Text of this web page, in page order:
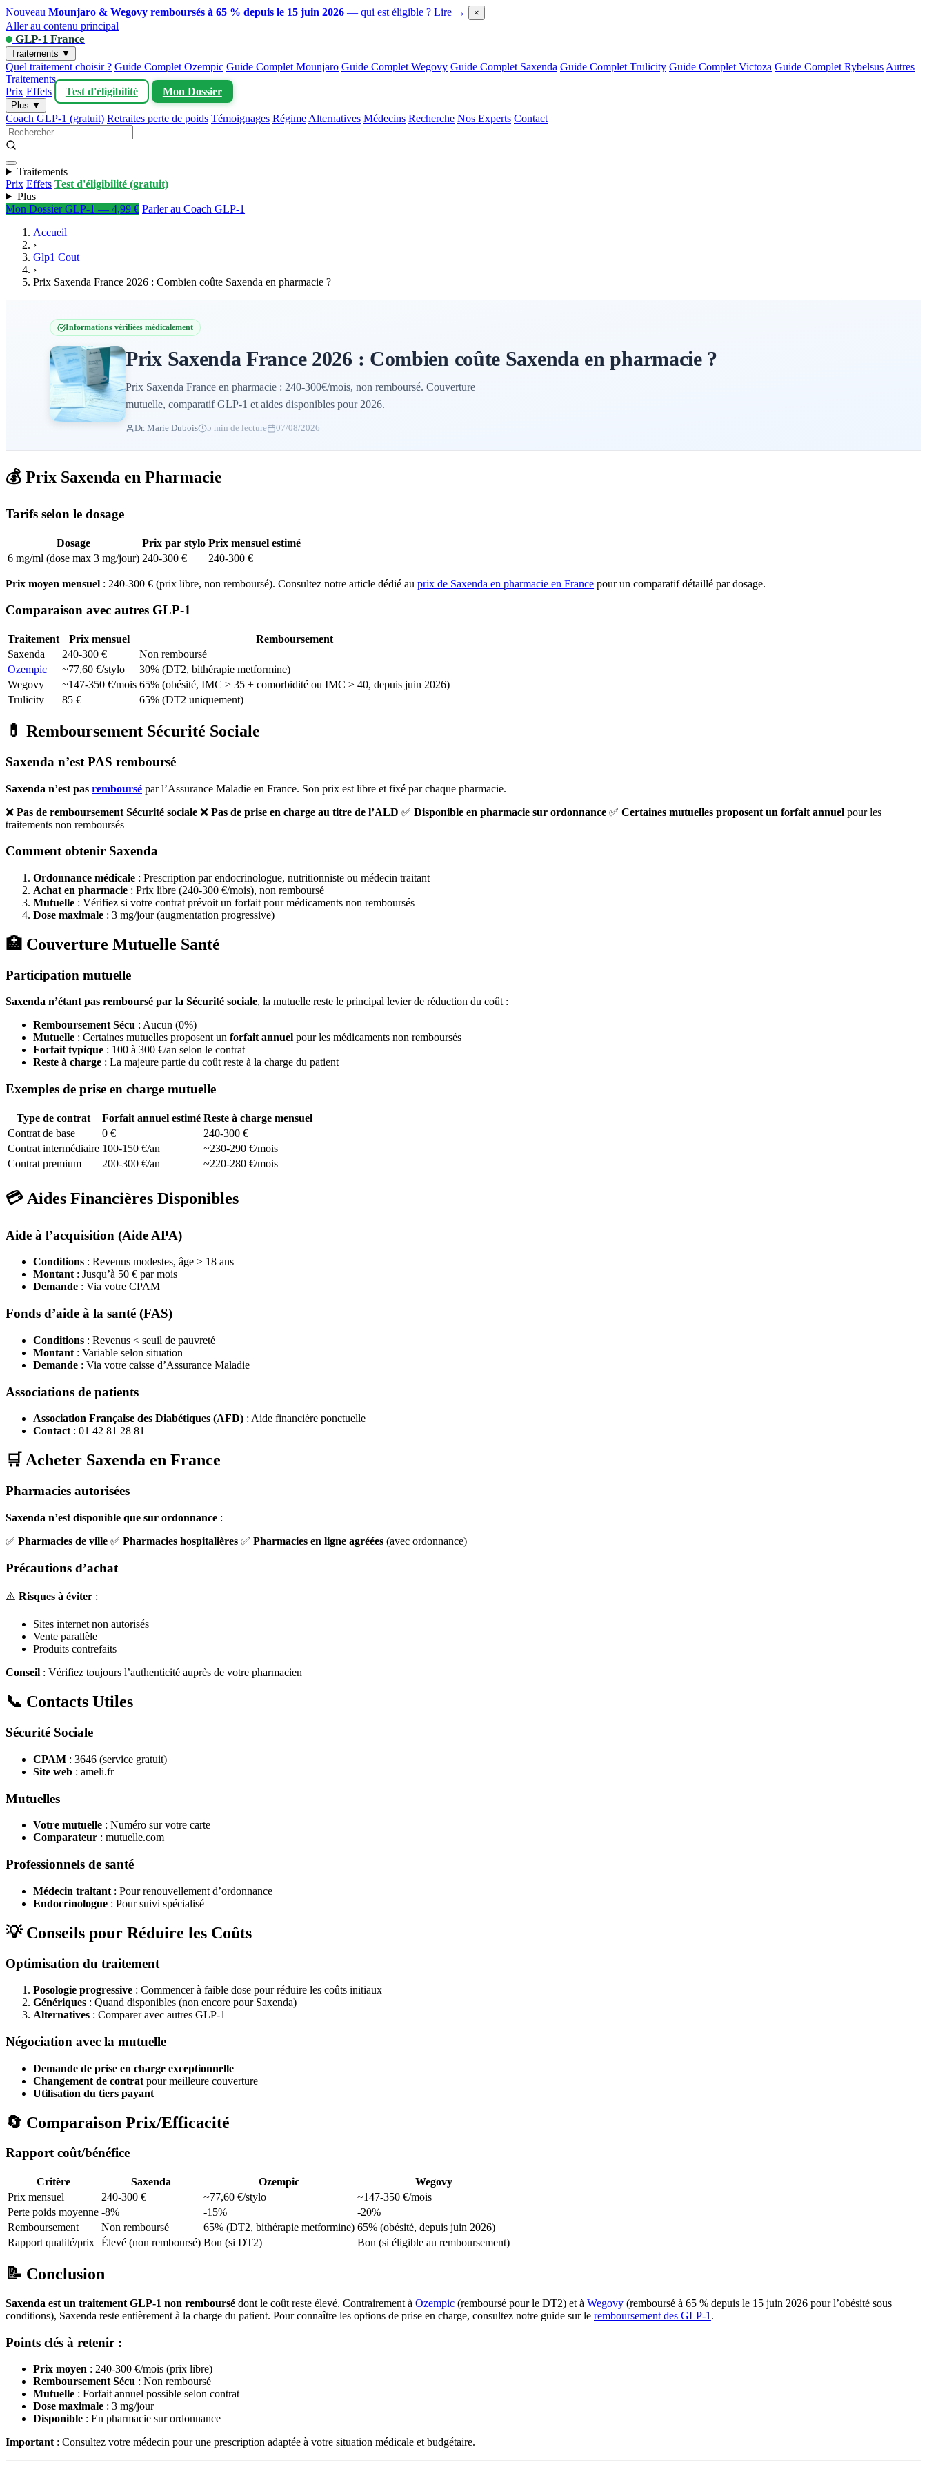
Nouveau Mounjaro & Wegovy remboursés à 65 % depuis le 15 juin 2026 — qui est éligible ? Lire → ×
Aller au contenu principal
GLP-1 France
Traitements ▼
Quel traitement choisir ? Guide Complet Ozempic Guide Complet Mounjaro Guide Complet Wegovy Guide Complet Saxenda Guide Complet Trulicity Guide Complet Victoza Guide Complet Rybelsus Autres
Traitements
Prix Effets Test d'éligibilité Mon Dossier
Plus ▼
Coach GLP-1 (gratuit) Retraites perte de poids Témoignages Régime Alternatives Médecins Recherche Nos Experts Contact
Traitements
Prix Effets Test d'éligibilité (gratuit)
Plus
Mon Dossier GLP-1 — 4,99 € Parler au Coach GLP-1
Accueil
›
Glp1 Cout
›
Prix Saxenda France 2026 : Combien coûte Saxenda en pharmacie ?
Informations vérifiées médicalement
Prix Saxenda France 2026 : Combien coûte Saxenda en pharmacie ?
Prix Saxenda France en pharmacie : 240-300€/mois, non remboursé. Couverture
mutuelle, comparatif GLP-1 et aides disponibles pour 2026.
Dr. Marie Dubois 5 min de lecture 07/08/2026
💰 Prix Saxenda en Pharmacie
Tarifs selon le dosage
Dosage Prix par stylo Prix mensuel estimé
6 mg/ml (dose max 3 mg/jour) 240-300 € 240-300 €
Prix moyen mensuel : 240-300 € (prix libre, non remboursé). Consultez notre article dédié au prix de Saxenda en pharmacie en France pour un comparatif détaillé par dosage.
Comparaison avec autres GLP-1
Traitement Prix mensuel
Remboursement
Saxenda
240-300 €
Non remboursé
Ozempic
~77,60 €/stylo
30% (DT2, bithérapie metformine)
Wegovy
~147-350 €/mois 65% (obésité, IMC ≥ 35 + comorbidité ou IMC ≥ 40, depuis juin 2026)
Trulicity
85 € 65% (DT2 uniquement)
💊 Remboursement Sécurité Sociale
Saxenda n’est PAS remboursé
Saxenda n’est pas remboursé par l’Assurance Maladie en France. Son prix est libre et fixé par chaque pharmacie.
❌ Pas de remboursement Sécurité sociale ❌ Pas de prise en charge au titre de l’ALD ✅ Disponible en pharmacie sur ordonnance ✅ Certaines mutuelles proposent un forfait annuel pour les
traitements non remboursés
Comment obtenir Saxenda
Ordonnance médicale : Prescription par endocrinologue, nutritionniste ou médecin traitant
Achat en pharmacie : Prix libre (240-300 €/mois), non remboursé
Mutuelle : Vérifiez si votre contrat prévoit un forfait pour médicaments non remboursés
Dose maximale : 3 mg/jour (augmentation progressive)
🏥 Couverture Mutuelle Santé
Participation mutuelle
Saxenda n’étant pas remboursé par la Sécurité sociale, la mutuelle reste le principal levier de réduction du coût :
Remboursement Sécu : Aucun (0%)
Mutuelle : Certaines mutuelles proposent un forfait annuel pour les médicaments non remboursés
Forfait typique : 100 à 300 €/an selon le contrat
Reste à charge : La majeure partie du coût reste à la charge du patient
Exemples de prise en charge mutuelle
Type de contrat Forfait annuel estimé Reste à charge mensuel
Contrat de base
0 €
240-300 €
Contrat intermédiaire 100-150 €/an
~230-290 €/mois
Contrat premium
200-300 €/an ~220-280 €/mois
💳 Aides Financières Disponibles
Aide à l’acquisition (Aide APA)
Conditions : Revenus modestes, âge ≥ 18 ans
Montant: Jusqu’à 50 € par mois
Demande : Via votre CPAM
Fonds d’aide à la santé (FAS)
Conditions : Revenus < seuil de pauvreté
Montant : Variable selon situation
Demande : Via votre caisse d’Assurance Maladie
Associations de patients
Association Française des Diabétiques (AFD) : Aide financière ponctuelle
Contact : 01 42 81 28 81
🛒 Acheter Saxenda en France
Pharmacies autorisées
Saxenda n’est disponible que sur ordonnance :
✅ Pharmacies de ville ✅ Pharmacies hospitalières ✅ Pharmacies en ligne agréées (avec ordonnance)
Précautions d’achat
⚠️ Risques à éviter :
Sites internet non autorisés
Vente parallèle
Produits contrefaits
Conseil : Vérifiez toujours l’authenticité auprès de votre pharmacien
📞 Contacts Utiles
Sécurité Sociale
CPAM : 3646 (service gratuit)
Site web : ameli.fr
Mutuelles
Votre mutuelle : Numéro sur votre carte
Comparateur : mutuelle.com
Professionnels de santé
Médecin traitant : Pour renouvellement d’ordonnance
Endocrinologue : Pour suivi spécialisé
💡 Conseils pour Réduire les Coûts
Optimisation du traitement
Posologie progressive : Commencer à faible dose pour réduire les coûts initiaux
Génériques : Quand disponibles (non encore pour Saxenda)
Alternatives : Comparer avec autres GLP-1
Négociation avec la mutuelle
Demande de prise en charge exceptionnelle
Changement de contrat pour meilleure couverture
Utilisation du tiers payant
🔄 Comparaison Prix/Efficacité
Rapport coût/bénéfice
Critère Saxenda Ozempic
Wegovy
Prix mensuel
240-300 € ~77,60 €/stylo
~147-350 €/mois
Perte poids moyenne -8% -15%
-20%
Remboursement
Non remboursé 65% (DT2, bithérapie metformine) 65% (obésité, depuis juin 2026)
Rapport qualité/prix Élevé (non remboursé) Bon (si DT2) Bon (si éligible au remboursement)
📝 Conclusion
Saxenda est un traitement GLP-1 non remboursé dont le coût reste élevé. Contrairement à Ozempic (remboursé pour le DT2) et à Wegovy (remboursé à 65 % depuis le 15 juin 2026 pour l’obésité sous
conditions), Saxenda reste entièrement à la charge du patient. Pour connaître les options de prise en charge, consultez notre guide sur le remboursement des GLP-1 .
Points clés à retenir :
Prix moyen : 240-300 €/mois (prix libre)
Remboursement Sécu : Non remboursé
Mutuelle : Forfait annuel possible selon contrat
Dose maximale : 3 mg/jour
Disponible : En pharmacie sur ordonnance
Important: Consultez votre médecin pour une prescription adaptée à votre situation médicale et budgétaire.